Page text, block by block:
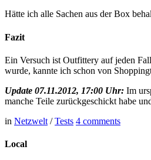
Hätte ich alle Sachen aus der Box
Fazit
Ein Versuch ist Outfittery auf jeden
wurde, kannte ich schon von
Update 07.11.2012, 17:00 Uhr: Im
manche Teile zurückgeschickt habe
in Netzwelt /Tests 4 comments
Local